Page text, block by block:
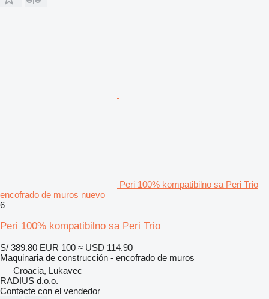
Peri 100% kompatibilno sa Peri Trio
encofrado de muros nuevo
6
Peri 100% kompatibilno sa Peri Trio
S/ 389.80 EUR 100 ≈ USD 114.90
Maquinaria de construcción - encofrado de muros
Croacia, Lukavec
RADIUS d.o.o.
Contacte con el vendedor